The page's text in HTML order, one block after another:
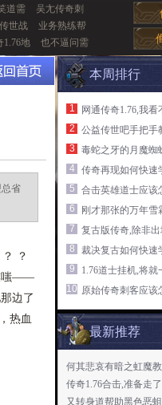
道需
吴尢传奇刺
世战
业务熟练帮
1.76地 也不逼问需
省
？
嗤——
边了
热血
本周排行
1
网通传奇1.76,我
2
公益传世吧手把手
3
毒蛇之牙的月魔蜘
4
传奇再现如何快速
5
合击英雄道士应该
6
刚才那张的万年雪
7
复古版传奇,除非
8
裁决复古如何快速
9
1.76道士挂机,将
10 原始传奇刺客应该
最新推荐
何其悲哀有暗之虹魔
传奇1.76合击,准备走
又转身道帮助黑色恶